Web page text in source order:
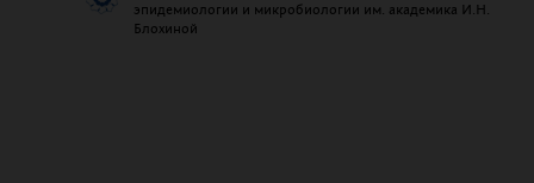
эпидемиологии и микробиологии им. академика И.Н.
Блохиной